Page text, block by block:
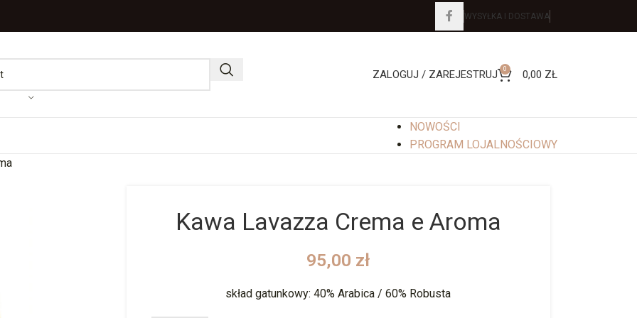
WYSYŁKA I DOSTAWA
ZALOGUJ / ZAREJESTRUJ 0 0,00 ZŁ
NOWOŚCI
PROGRAM LOJALNOŚCIOWY
Kawa Lavazza Crema e Aroma
95,00 zł
skład gatunkowy: 40% Arabica / 60% Robusta